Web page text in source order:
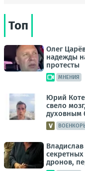
Топ
Олег
надежды
протесты
МНЕНИЯ
Юрий
свело
духовным
дронов,